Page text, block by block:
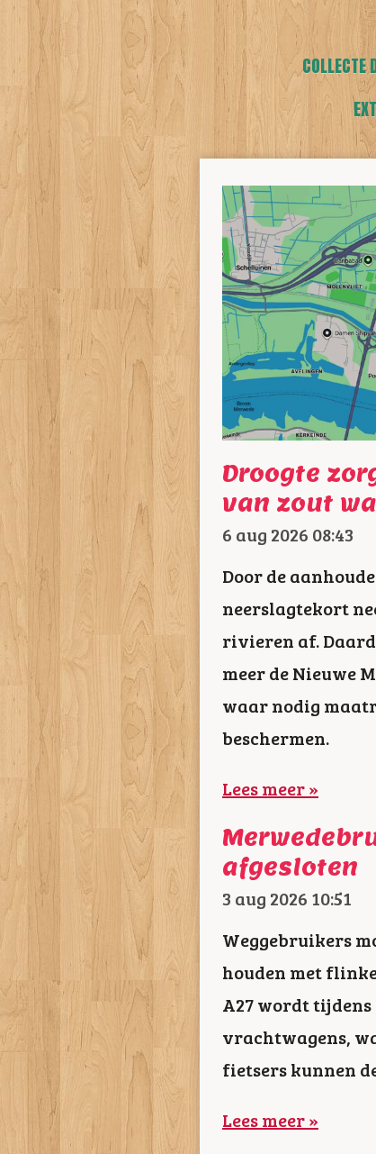
COLLECTE
Droogte
van zout
6 aug 2026 08:43
Door de
neerslagtekort
rivieren af.
meer de Nieuwe
waar nodig
beschermen.
Lees meer »
afgesloten
3 aug 2026 10:51
Weggebruikers
houden met
A27 wordt
vrachtwagens,
fietsers kunnen
Lees meer »